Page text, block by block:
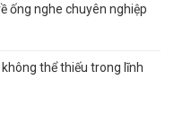
ống nghe chuyên nghiệp
thể thiếu trong lĩnh